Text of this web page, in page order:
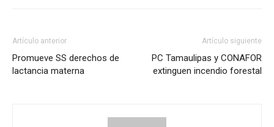
Artículo anterior
Promueve SS derechos de
lactancia materna
Artículo siguiente
PC Tamaulipas y CONAFOR
extinguen incendio forestal